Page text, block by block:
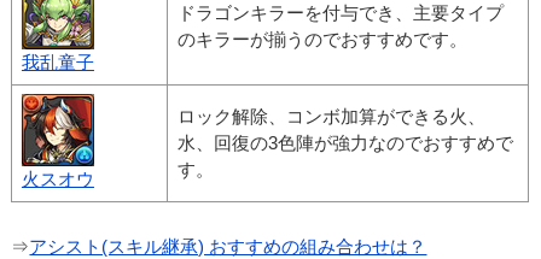
我乱童子
ドラゴンキラーを付与でき、主要タイプ
のキラーが揃うのでおすすめです。
火スオウ
ロック解除、コンボ加算ができる火、
水、回復の3色陣が強力なのでおすすめで
す。
⇒アシスト(スキル継承) おすすめの組み合わせは？